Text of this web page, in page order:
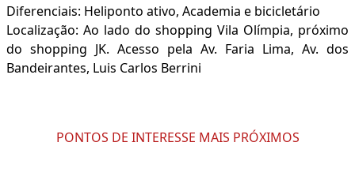
Diferenciais: Heliponto ativo, Academia e bicicletário
Localização: Ao lado do shopping Vila Olímpia, próximo
do shopping JK. Acesso pela Av. Faria Lima, Av. dos
Bandeirantes, Luis Carlos Berrini
PONTOS DE INTERESSE MAIS PRÓXIMOS